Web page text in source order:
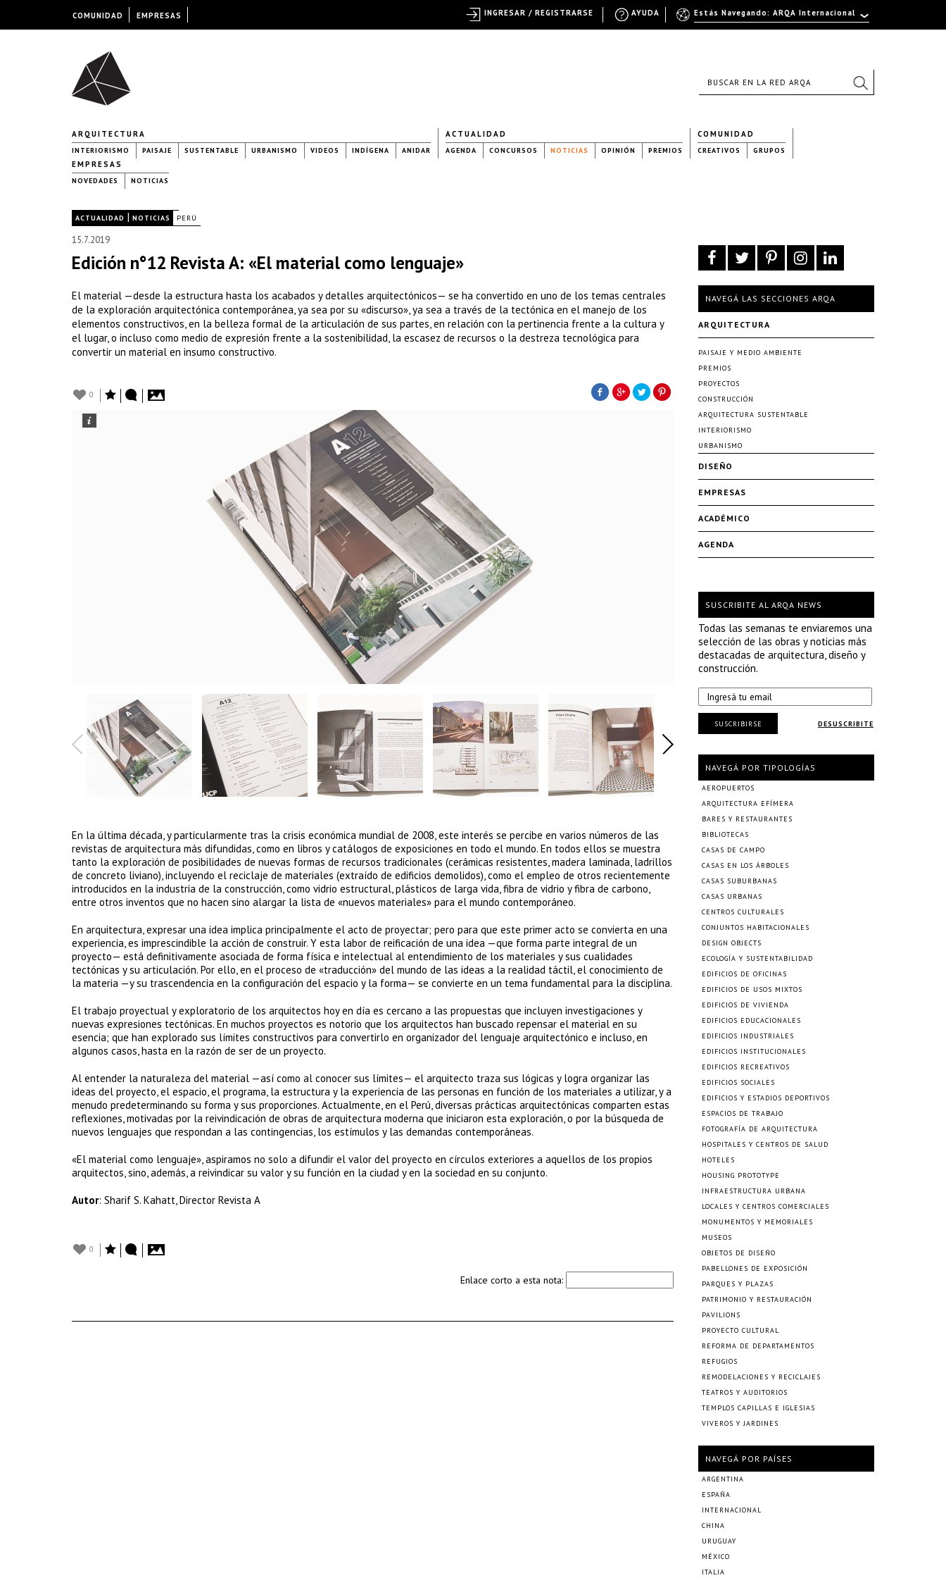
ARQUITECTURA
INTERIORISMO PAISAJE SUSTENTABLE URBANISMO VIDEOS INDÍGENA ANIDAR
ACTUALIDAD
AGENDA CONCURSOS NOTICIAS OPINIÓN PREMIOS
COMUNIDAD
CREATIVOS GRUPOS
EMPRESAS
NOVEDADES NOTICIAS
ACTUALIDAD | NOTICIAS PERÚ
15.7.2019
Edición n°12 Revista A: «El material como lenguaje»
El material —desde la estructura hasta los acabados y detalles arquitectónicos— se ha convertido en uno de los temas centrales
de la exploración arquitectónica contemporánea, ya sea por su «discurso», ya sea a través de la tectónica en el manejo de los
elementos constructivos, en la belleza formal de la articulación de sus partes, en relación con la pertinencia frente a la cultura y
el lugar, o incluso como medio de expresión frente a la sostenibilidad, la escasez de recursos o la destreza tecnológica para
convertir un material en insumo constructivo.
0
En la última década, y particularmente tras la crisis económica mundial de 2008, este interés se percibe en varios números de las
revistas de arquitectura más difundidas, como en libros y catálogos de exposiciones en todo el mundo. En todos ellos se muestra
tanto la exploración de posibilidades de nuevas formas de recursos tradicionales (cerámicas resistentes, madera laminada, ladrillos
de concreto liviano), incluyendo el reciclaje de materiales (extraído de edificios demolidos), como el empleo de otros recientemente
introducidos en la industria de la construcción, como vidrio estructural, plásticos de larga vida, fibra de vidrio y fibra de carbono,
entre otros inventos que no hacen sino alargar la lista de «nuevos materiales» para el mundo contemporáneo.
En arquitectura, expresar una idea implica principalmente el acto de proyectar; pero para que este primer acto se convierta en una
experiencia, es imprescindible la acción de construir. Y esta labor de reificación de una idea —que forma parte integral de un
proyecto— está definitivamente asociada de forma física e intelectual al entendimiento de los materiales y sus cualidades
tectónicas y su articulación. Por ello, en el proceso de «traducción» del mundo de las ideas a la realidad táctil, el conocimiento de
la materia —y su trascendencia en la configuración del espacio y la forma— se convierte en un tema fundamental para la disciplina.
El trabajo proyectual y exploratorio de los arquitectos hoy en día es cercano a las propuestas que incluyen investigaciones y
nuevas expresiones tectónicas. En muchos proyectos es notorio que los arquitectos han buscado repensar el material en su
esencia; que han explorado sus límites constructivos para convertirlo en organizador del lenguaje arquitectónico e incluso, en
algunos casos, hasta en la razón de ser de un proyecto.
Al entender la naturaleza del material —así como al conocer sus límites— el arquitecto traza sus lógicas y logra organizar las
ideas del proyecto, el espacio, el programa, la estructura y la experiencia de las personas en función de los materiales a utilizar, y a
menudo predeterminando su forma y sus proporciones. Actualmente, en el Perú, diversas prácticas arquitectónicas comparten estas
reflexiones, motivadas por la reivindicación de obras de arquitectura moderna que iniciaron esta exploración, o por la búsqueda de
nuevos lenguajes que respondan a las contingencias, los estímulos y las demandas contemporáneas.
«El material como lenguaje», aspiramos no solo a difundir el valor del proyecto en círculos exteriores a aquellos de los propios
arquitectos, sino, además, a reivindicar su valor y su función en la ciudad y en la sociedad en su conjunto.
Autor: Sharif S. Kahatt, Director Revista A
0
Enlace corto a esta nota:
NAVEGÁ LAS SECCIONES ARQA
ARQUITECTURA
PAISAJE Y MEDIO AMBIENTE
PREMIOS
PROYECTOS
CONSTRUCCIÓN
ARQUITECTURA SUSTENTABLE
INTERIORISMO
URBANISMO
DISEÑO
EMPRESAS
ACADÉMICO
AGENDA
SUSCRIBITE AL ARQA NEWS
Todas las semanas te enviaremos una
selección de las obras y noticias más
destacadas de arquitectura, diseño y
construcción.
DESUSCRIBITE
SUSCRIBIRSE
NAVEGÁ POR TIPOLOGÍAS
AEROPUERTOS
ARQUITECTURA EFÍMERA
BARES Y RESTAURANTES
BIBLIOTECAS
CASAS DE CAMPO
CASAS EN LOS ÁRBOLES
CASAS SUBURBANAS
CASAS URBANAS
CENTROS CULTURALES
CONJUNTOS HABITACIONALES
DESIGN OBJECTS
ECOLOGÍA Y SUSTENTABILIDAD
EDIFICIOS DE OFICINAS
EDIFICIOS DE USOS MIXTOS
EDIFICIOS DE VIVIENDA
EDIFICIOS EDUCACIONALES
EDIFICIOS INDUSTRIALES
EDIFICIOS INSTITUCIONALES
EDIFICIOS RECREATIVOS
EDIFICIOS SOCIALES
EDIFICIOS Y ESTADIOS DEPORTIVOS
ESPACIOS DE TRABAJO
FOTOGRAFÍA DE ARQUITECTURA
HOSPITALES Y CENTROS DE SALUD
HOTELES
HOUSING PROTOTYPE
INFRAESTRUCTURA URBANA
LOCALES Y CENTROS COMERCIALES
MONUMENTOS Y MEMORIALES
MUSEOS
OBJETOS DE DISEÑO
PABELLONES DE EXPOSICIÓN
PARQUES Y PLAZAS
PATRIMONIO Y RESTAURACIÓN
PAVILIONS
PROYECTO CULTURAL
REFORMA DE DEPARTAMENTOS
REFUGIOS
REMODELACIONES Y RECICLAJES
TEATROS Y AUDITORIOS
TEMPLOS CAPILLAS E IGLESIAS
VIVEROS Y JARDINES
NAVEGÁ POR PAÍSES
ARGENTINA
ESPAÑA
INTERNACIONAL
CHINA
URUGUAY
MÉXICO
ITALIA
COMUNIDAD EMPRESAS Estás Navegando: ARQA Internacional
AYUDA
INGRESAR / REGISTRARSE